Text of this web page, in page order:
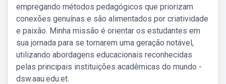
empregando métodos pedagógicos que priorizam
conexões genuínas e são alimentados por criatividade
e paixão. Minha missão é orientar os estudantes em
sua jornada para se tornarem uma geração notável,
utilizando abordagens educacionais reconhecidas
pelas principais instituições acadêmicas do mundo -
dsw.aau.edu.et.